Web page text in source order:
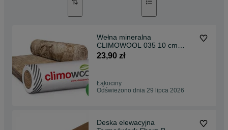
Wełna mineralna
CLIMOWOOL 035 10 cm
Krotoszyn Milicz Ostrów Wlkp
Zduny
23,90 zł
Łąkociny
Odświeżono dnia 29 lipca 2026
Deska elewacyjna